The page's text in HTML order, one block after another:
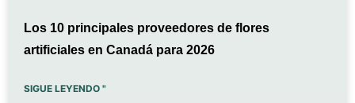
Los 10 principales proveedores de flores
artificiales en Canadá para 2026
SIGUE LEYENDO "